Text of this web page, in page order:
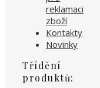
reklamaci
zboží
Kontakty
Novinky
Třídění
produktů: